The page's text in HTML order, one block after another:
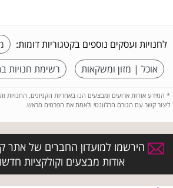
לחנויות ועסקים נוספים בקטגוריות דומות:
אוכל | מזון ומשקאות
רשימת חנויות
* המידע אודות ארועים ומבצעים הנו באחריות הקניונים, החנויות
ליצור קשר עם הגורם הרלוונטי ולאמת את הפרטים מראש.
הירשמו למועדון החברים של אתר
אודות מבצעים וקולקציות